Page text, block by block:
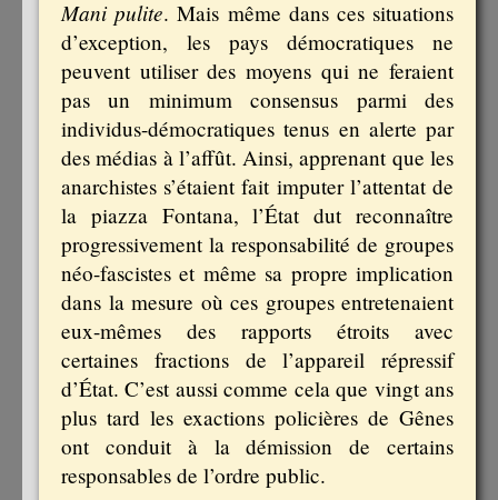
Mani pulite. Mais même dans ces situations
d’exception, les pays démocratiques ne
peuvent utiliser des moyens qui ne feraient
pas un minimum consensus parmi des
individus-démocratiques tenus en alerte par
des médias à l’affût. Ainsi, apprenant que les
anarchistes s’étaient fait imputer l’attentat de
la piazza Fontana, l’État dut reconnaître
progressivement la responsabilité de groupes
néo-fascistes et même sa propre implication
dans la mesure où ces groupes entretenaient
eux-mêmes des rapports étroits avec
certaines fractions de l’appareil répressif
d’État. C’est aussi comme cela que vingt ans
plus tard les exactions policières de Gênes
ont conduit à la démission de certains
responsables de l’ordre public.